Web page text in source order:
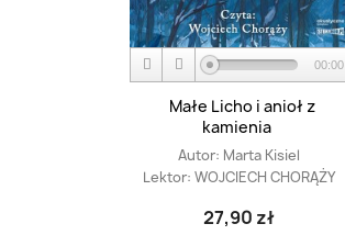
00:00
Małe Licho i anioł z
kamienia
Autor: Marta Kisiel
Lektor: WOJCIECH CHORĄŻY
27,90 zł